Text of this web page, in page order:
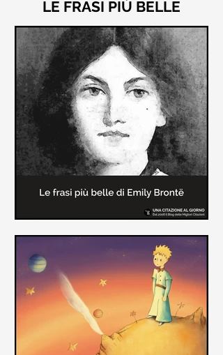
LE FRASI PIÙ BELLE
Le frasi più belle di "Cime
Tempestose" di Emily Brontë
"Cime Tempestose" rimane l'unico
romanzo scritto da Emily Brontë
causa la tubercolosi che le tolse la
vita ad appena 30 anni (...)